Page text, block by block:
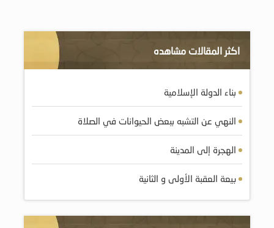
اكثر المقالات مشاهده
بناء الدولة الإسلامية
النهي عن التشبه ببعض الحيوانات في الصلاة
الهجرة إلى المدينة
بيعة العقبة الأولى و الثانية